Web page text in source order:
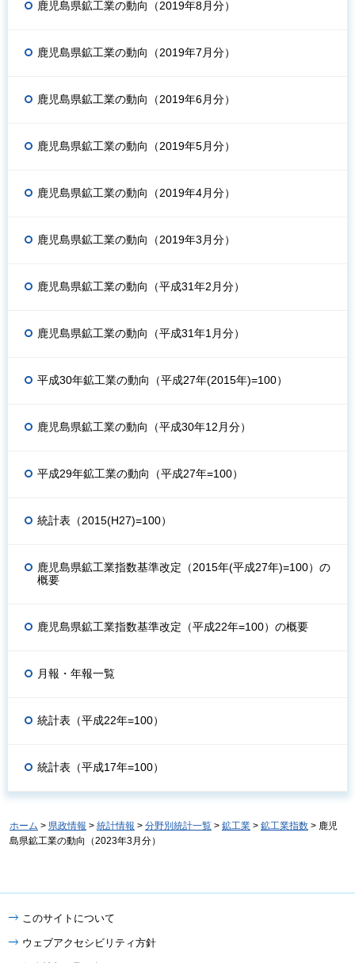
鹿児島県鉱工業の動向（2019年8月分）
鹿児島県鉱工業の動向（2019年7月分）
鹿児島県鉱工業の動向（2019年6月分）
鹿児島県鉱工業の動向（2019年5月分）
鹿児島県鉱工業の動向（2019年4月分）
鹿児島県鉱工業の動向（2019年3月分）
鹿児島県鉱工業の動向（平成31年2月分）
鹿児島県鉱工業の動向（平成31年1月分）
平成30年鉱工業の動向（平成27年(2015年)=100）
鹿児島県鉱工業の動向（平成30年12月分）
平成29年鉱工業の動向（平成27年=100）
統計表（2015(H27)=100）
鹿児島県鉱工業指数基準改定（2015年(平成27年)=100）の
概要
鹿児島県鉱工業指数基準改定（平成22年=100）の概要
月報・年報一覧
統計表（平成22年=100）
統計表（平成17年=100）
ホーム > 県政情報 > 統計情報 > 分野別統計一覧 > 鉱工業 > 鉱工業指数 > 鹿児
島県鉱工業の動向（2023年3月分）
このサイトについて
ウェブアクセシビリティ方針